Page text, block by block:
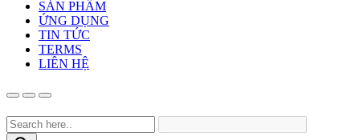
SẢN PHẨM
ỨNG DỤNG
TIN TỨC
TERMS
LIÊN HỆ